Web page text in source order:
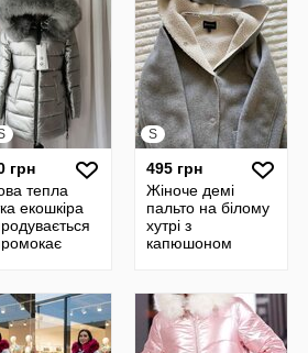
грн
тепла
екошкіра
S
495 грн
Жіноче демі
пальто на білому
хутрі з
капюшоном